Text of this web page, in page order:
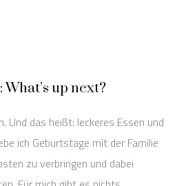
up next?
Und das heißt: leckeres Essen und
ich Geburtstage mit der Familie
zu verbringen und dabei